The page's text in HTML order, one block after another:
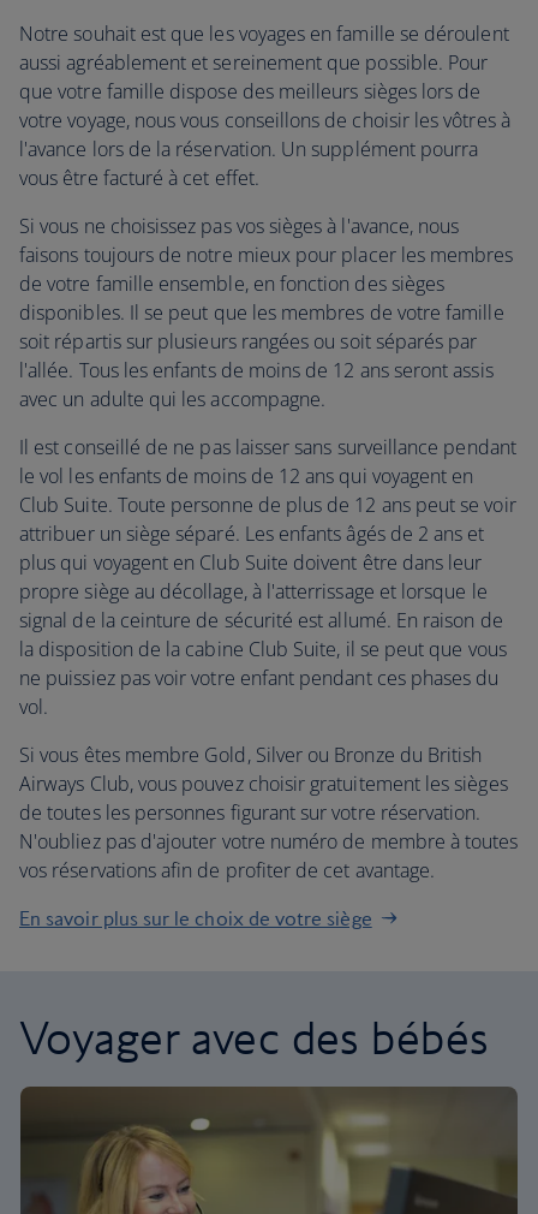
Notre souhait est que les voyages en famille se déroulent
aussi agréablement et sereinement que possible. Pour
que votre famille dispose des meilleurs sièges lors de
votre voyage, nous vous conseillons de choisir les vôtres à
l'avance lors de la réservation. Un supplément pourra
vous être facturé à cet effet.
Si vous ne choisissez pas vos sièges à l'avance, nous
faisons toujours de notre mieux pour placer les membres
de votre famille ensemble, en fonction des sièges
disponibles. Il se peut que les membres de votre famille
soit répartis sur plusieurs rangées ou soit séparés par
l'allée. Tous les enfants de moins de 12 ans seront assis
avec un adulte qui les accompagne.
Il est conseillé de ne pas laisser sans surveillance pendant
le vol les enfants de moins de 12 ans qui voyagent en
Club Suite. Toute personne de plus de 12 ans peut se voir
attribuer un siège séparé. Les enfants âgés de 2 ans et
plus qui voyagent en Club Suite doivent être dans leur
propre siège au décollage, à l'atterrissage et lorsque le
signal de la ceinture de sécurité est allumé. En raison de
la disposition de la cabine Club Suite, il se peut que vous
ne puissiez pas voir votre enfant pendant ces phases du
vol.
Si vous êtes membre Gold, Silver ou Bronze du British
Airways Club, vous pouvez choisir gratuitement les sièges
de toutes les personnes figurant sur votre réservation.
N'oubliez pas d'ajouter votre numéro de membre à toutes
vos réservations afin de profiter de cet avantage.
En savoir plus sur le choix de votre siège
Voyager avec des bébés